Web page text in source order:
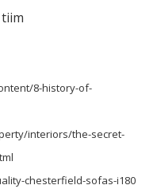
8-history-of-
interiors/the-secret-
chesterfield-sofas-i180